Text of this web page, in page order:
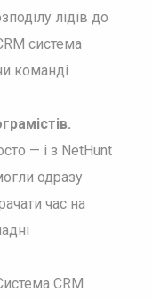
лідів до
система
команді
— і з NetHunt
одразу
час на
CRM